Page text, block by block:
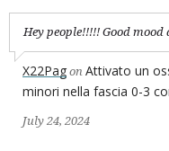
Hey people!!!!! Good
X22Pag on Attivato un
minori nella fascia 0-3
July 24, 2024